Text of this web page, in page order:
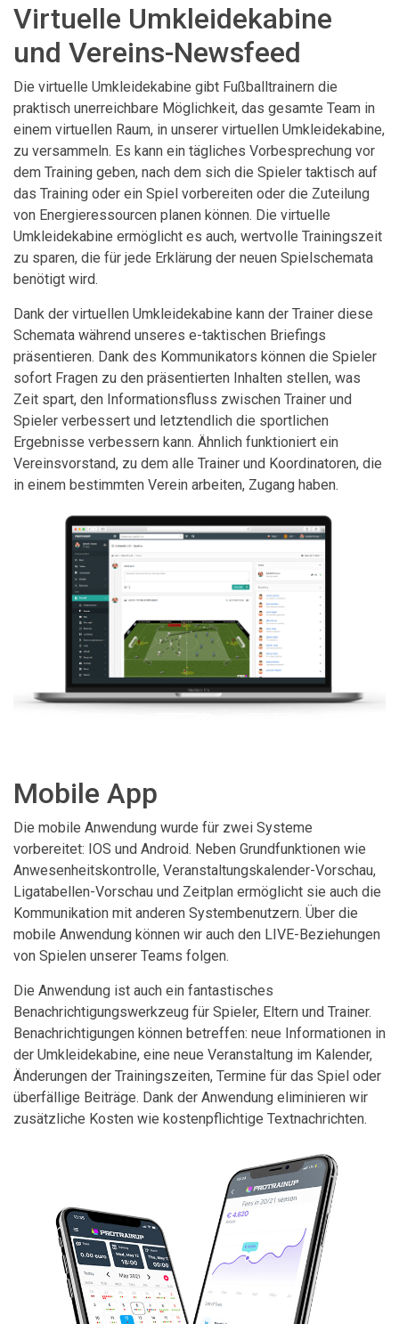
Virtuelle Umkleidekabine
und Vereins-Newsfeed
Die virtuelle Umkleidekabine gibt Fußballtrainern die
praktisch unerreichbare Möglichkeit, das gesamte Team in
einem virtuellen Raum, in unserer virtuellen Umkleidekabine,
zu versammeln. Es kann ein tägliches Vorbesprechung vor
dem Training geben, nach dem sich die Spieler taktisch auf
das Training oder ein Spiel vorbereiten oder die Zuteilung
von Energieressourcen planen können. Die virtuelle
Umkleidekabine ermöglicht es auch, wertvolle Trainingszeit
zu sparen, die für jede Erklärung der neuen Spielschemata
benötigt wird.
Dank der virtuellen Umkleidekabine kann der Trainer diese
Schemata während unseres e-taktischen Briefings
präsentieren. Dank des Kommunikators können die Spieler
sofort Fragen zu den präsentierten Inhalten stellen, was
Zeit spart, den Informationsfluss zwischen Trainer und
Spieler verbessert und letztendlich die sportlichen
Ergebnisse verbessern kann. Ähnlich funktioniert ein
Vereinsvorstand, zu dem alle Trainer und Koordinatoren, die
in einem bestimmten Verein arbeiten, Zugang haben.
Mobile App
Die mobile Anwendung wurde für zwei Systeme
vorbereitet: IOS und Android. Neben Grundfunktionen wie
Anwesenheitskontrolle, Veranstaltungskalender-Vorschau,
Ligatabellen-Vorschau und Zeitplan ermöglicht sie auch die
Kommunikation mit anderen Systembenutzern. Über die
mobile Anwendung können wir auch den LIVE-Beziehungen
von Spielen unserer Teams folgen.
Die Anwendung ist auch ein fantastisches
Benachrichtigungswerkzeug für Spieler, Eltern und Trainer.
Benachrichtigungen können betreffen: neue Informationen in
der Umkleidekabine, eine neue Veranstaltung im Kalender,
Änderungen der Trainingszeiten, Termine für das Spiel oder
überfällige Beiträge. Dank der Anwendung eliminieren wir
zusätzliche Kosten wie kostenpflichtige Textnachrichten.